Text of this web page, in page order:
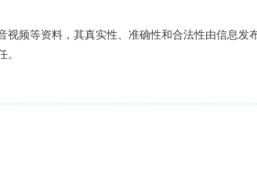
视频等资料，其真实性、准确性和合法性由信息发
。